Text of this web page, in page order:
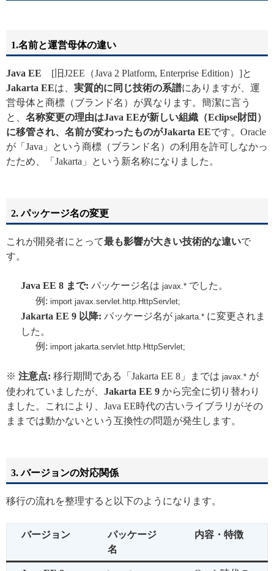
1.名前と運営母体の違い
Java EE [旧J2EE（Java 2 Platform, Enterprise Edition）]と
Jakarta EEは、 実質的に同じ技術の系譜にありますが、運
営母体と商標（ブランド名）が異なります。簡潔に言う
と、 名称変更の理由はJava EEが新しい組織（Eclipse財団）
に移管され、名前が変わったものがJakarta EEです。Oracle
が「Java」という商標（ブランド名）の利用を許可しなかっ
たため、「Jakarta」という新名称になりました。
2. パッケージ名の変更
これが開発者にとって最も影響が大きい技術的な違いで
す。
Java EE 8 まで: パッケージ名は javax.* でした。
例: import javax.servlet.http.HttpServlet;
Jakarta EE 9 以降: パッケージ名が jakarta.* に変更されま
した。
例: import jakarta.servlet.http.HttpServlet;
※ 注意点: 移行期間である「Jakarta EE 8」までは javax.* が
使われていましたが、 Jakarta EE 9 から完全に切り替わり
ました。これにより、Java EE時代の古いライブラリがその
ままでは動かないという互換性の問題が発生します。
3. バージョンの対応関係
移行の流れを整理すると以下のようになります。
バージョン
パッケージ
名
内容・特徴